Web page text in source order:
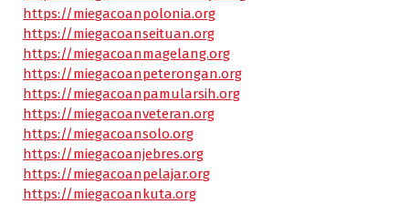
https://miegacoanpolonia.org
https://miegacoanseituan.org
https://miegacoanmagelang.org
https://miegacoanpeterongan.org
https://miegacoanpamularsih.org
https://miegacoanveteran.org
https://miegacoansolo.org
https://miegacoanjebres.org
https://miegacoanpelajar.org
https://miegacoankuta.org